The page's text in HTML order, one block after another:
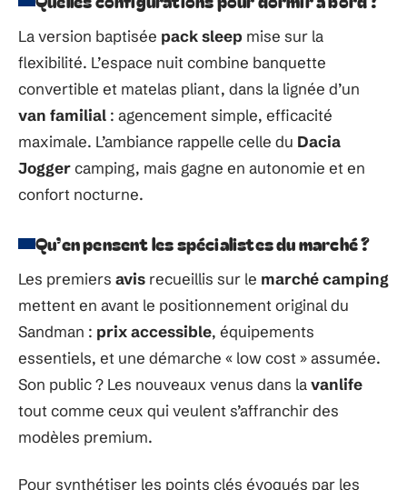
La version baptisée pack sleep mise sur la
flexibilité. L’espace nuit combine banquette
convertible et matelas pliant, dans la lignée d’un
van familial : agencement simple, efficacité
maximale. L’ambiance rappelle celle du Dacia
Joggercamping, mais gagne en autonomie et en
confort nocturne.
Qu’en pensent les spécialistes du marché ?
Les premiers avis recueillis sur le marché camping
mettent en avant le positionnement original du
Sandman : prix accessible, équipements
essentiels, et une démarche « low cost » assumée.
Son public ? Les nouveaux venus dans lavanlife
tout comme ceux qui veulent s’affranchir des
modèles premium.
Pour synthétiser les points clés évoqués par les